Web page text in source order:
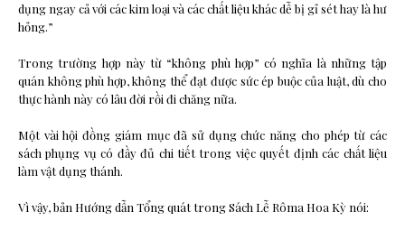
dụng ngay cả với các kim loại và các chất liệu khác dễ bị gỉ sét hay là hư
hỏng.”
Trong trường hợp này từ “không phù hợp” có nghĩa là những tập
quán không phù hợp, không thể đạt được sức ép buộc của luật, dù cho
thực hành này có lâu đời rồi đi chăng nữa.
Một vài hội đồng giám mục đã sử dụng chức năng cho phép từ các
sách phụng vụ có đầy đủ chi tiết trong việc quyết định các chất liệu
làm vật dụng thánh.
Vì vậy, bản Hướng dẫn Tổng quát trong Sách Lễ Rôma Hoa Kỳ nói: